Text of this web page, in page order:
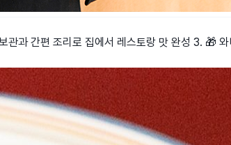
과 간편 조리로 집에서 레스토랑 맛 완성 3. 🎁